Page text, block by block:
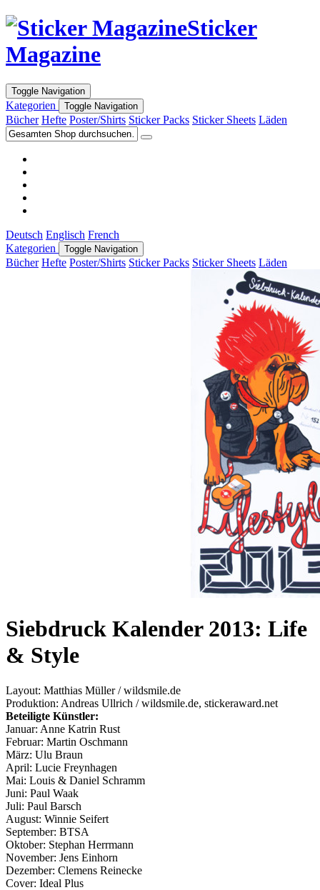
Sticker
Magazine
Toggle Navigation
Kategorien Toggle Navigation
Bücher Hefte Poster/Shirts Sticker Packs Sticker Sheets Läden
Deutsch Englisch French
Kategorien
Toggle Navigation
Bücher Hefte Poster/Shirts Sticker Packs Sticker Sheets Läden
Siebdruck Kalender 2013: Life
& Style
Layout: Matthias Müller / wildsmile.de
Produktion: Andreas Ullrich / wildsmile.de, stickeraward.net
Beteiligte Künstler:
Januar: Anne Katrin Rust
Februar: Martin Oschmann
März: Ulu Braun
April: Lucie Freynhagen
Mai: Louis & Daniel Schramm
Juni: Paul Waak
Juli: Paul Barsch
August: Winnie Seifert
September: BTSA
Oktober: Stephan Herrmann
November: Jens Einhorn
Dezember: Clemens Reinecke
Cover: Ideal Plus